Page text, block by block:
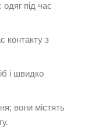
під час
контакту з
і швидко
вони містять